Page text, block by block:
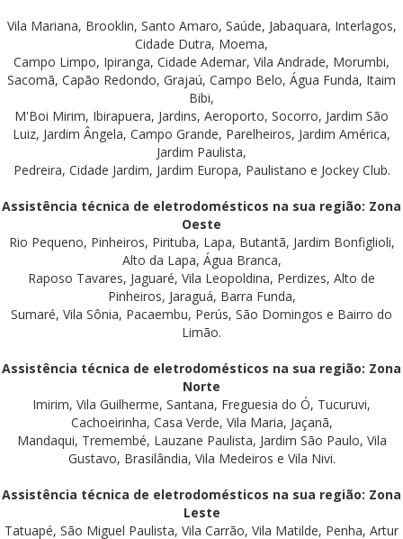
Vila Mariana, Brooklin, Santo Amaro, Saúde, Jabaquara, Interlagos,
Cidade Dutra, Moema,
Campo Limpo, Ipiranga, Cidade Ademar, Vila Andrade, Morumbi,
Sacomã, Capão Redondo, Grajaú, Campo Belo, Água Funda, Itaim
Bibi,
M'Boi Mirim, Ibirapuera, Jardins, Aeroporto, Socorro, Jardim São
Luiz, Jardim Ângela, Campo Grande, Parelheiros, Jardim América,
Jardim Paulista,
Pedreira, Cidade Jardim, Jardim Europa, Paulistano e Jockey Club.
Assistência técnica de eletrodomésticos na sua região: Zona
Oeste
Rio Pequeno, Pinheiros, Pirituba, Lapa, Butantã, Jardim Bonfiglioli,
Alto da Lapa, Água Branca,
Raposo Tavares, Jaguaré, Vila Leopoldina, Perdizes, Alto de
Pinheiros, Jaraguá, Barra Funda,
Sumaré, Vila Sônia, Pacaembu, Perús, São Domingos e Bairro do
Limão.
Assistência técnica de eletrodomésticos na sua região: Zona
Norte
Imirim, Vila Guilherme, Santana, Freguesia do Ó, Tucuruvi,
Cachoeirinha, Casa Verde, Vila Maria, Jaçanã,
Mandaqui, Tremembé, Lauzane Paulista, Jardim São Paulo, Vila
Gustavo, Brasilândia, Vila Medeiros e Vila Nivi.
Assistência técnica de eletrodomésticos na sua região: Zona
Leste
Tatuapé, São Miguel Paulista, Vila Carrão, Vila Matilde, Penha, Artur